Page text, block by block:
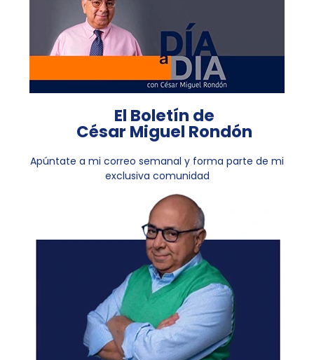
El Boletín de
César Miguel Rondón
Apúntate a mi correo semanal y forma parte de mi
exclusiva comunidad